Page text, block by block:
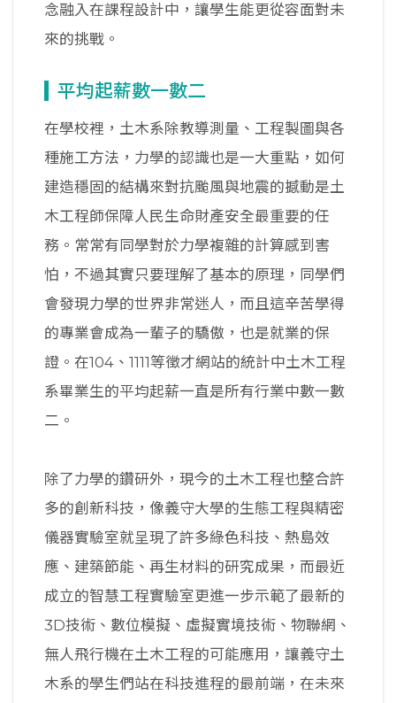
念融入在課程設計中，讓學生能更從容面對未
來的挑戰。
平均起薪數一數二
在學校裡，土木系除教導測量、工程製圖與各
種施工方法，力學的認識也是一大重點，如何
建造穩固的結構來對抗颱風與地震的撼動是土
木工程師保障人民生命財產安全最重要的任
務。常常有同學對於力學複雜的計算感到害
怕，不過其實只要理解了基本的原理，同學們
會發現力學的世界非常迷人，而且這辛苦學得
的專業會成為一輩子的驕傲，也是就業的保
證。在104、1111等徵才網站的統計中土木工程
系畢業生的平均起薪一直是所有行業中數一數
二。
除了力學的鑽研外，現今的土木工程也整合許
多的創新科技，像義守大學的生態工程與精密
儀器實驗室就呈現了許多綠色科技、熱島效
應、建築節能、再生材料的研究成果，而最近
成立的智慧工程實驗室更進一步示範了最新的
3D技術、數位模擬、虛擬實境技術、物聯網、
無人飛行機在土木工程的可能應用，讓義守土
木系的學生們站在科技進程的最前端，在未來